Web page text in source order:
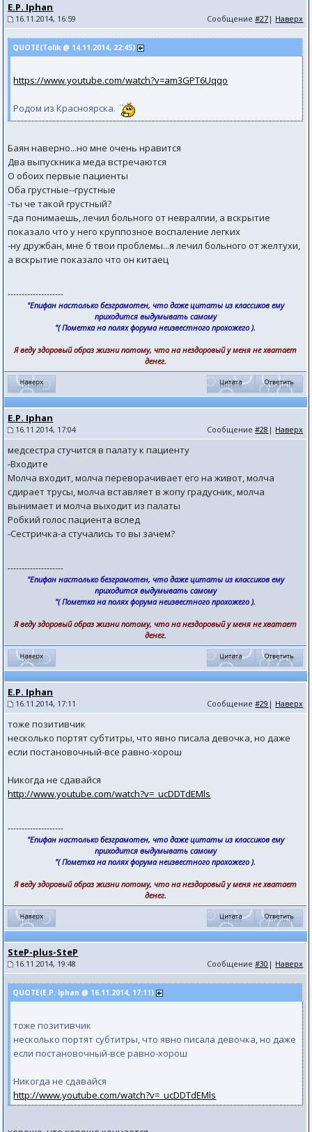
E.P. Iphan
16.11.2014, 16:59 Сообщение#27 | Наверх
QUOTE(Tolik @ 14.11.2014, 22:45)
https://www.youtube.com/watch?v=am3GPT6Uqqo
Родом из Красноярска.
Баян наверно...но мне очень нравится
Два выпускника меда встречаются
О обоих первые пациенты
Оба грустные--грустные
-ты че такой грустный?
=да понимаешь, лечил больного от невралгии, а вскрытие
показало что у него круппозное воспаление легких
-ну дружбан, мне б твои проблемы...я лечил больного от желтухи,
а вскрытие показало что он китаец
--------------------
"Епифан настолько безграмотен, что даже цитаты из классиков ему
приходится выдумывать самому
"( Пометка на полях форума неизвестного прохожего ).
Я веду здоровый образ жизни потому, что на нездоровый у меня не хватает
денег.
E.P. Iphan
16.11.2014, 17:04 Сообщение#28 | Наверх
медсестра стучится в палату к пациенту
-Входите
Молча входит, молча переворачивает его на живот, молча
сдирает трусы, молча вставляет в жопу градусник, молча
вынимает и молча выходит из палаты
Робкий голос пациента вслед
-Сестричка-а стучались то вы зачем?
--------------------
"Епифан настолько безграмотен, что даже цитаты из классиков ему
приходится выдумывать самому
"( Пометка на полях форума неизвестного прохожего ).
Я веду здоровый образ жизни потому, что на нездоровый у меня не хватает
денег.
E.P. Iphan
16.11.2014, 17:11 Сообщение#29 | Наверх
тоже позитивчик
несколько портят субтитры, что явно писала девочка, но даже
если постановочный-все равно-хорош
Никогда не сдавайся
http://www.youtube.com/watch?v=_ucDDTdEMls
--------------------
"Епифан настолько безграмотен, что даже цитаты из классиков ему
приходится выдумывать самому
"( Пометка на полях форума неизвестного прохожего ).
Я веду здоровый образ жизни потому, что на нездоровый у меня не хватает
денег.
SteP-plus-SteP
16.11.2014, 19:48 Сообщение#30 | Наверх
QUOTE(E.P. Iphan @ 16.11.2014, 17:11)
тоже позитивчик
несколько портят субтитры, что явно писала девочка, но даже
если постановочный-все равно-хорош
Никогда не сдавайся
http://www.youtube.com/watch?v=_ucDDTdEMls